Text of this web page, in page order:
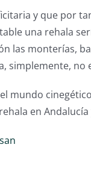
y que por
una rehala
las monterías,
simplemente, no
mundo
en